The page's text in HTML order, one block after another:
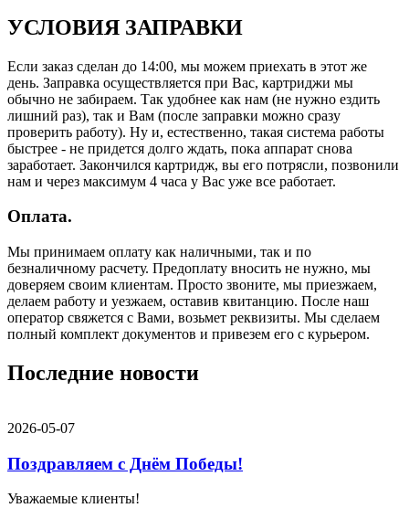
УСЛОВИЯ ЗАПРАВКИ
Если заказ сделан до 14:00, мы можем приехать в этот же
день. Заправка осуществляется при Вас, картриджи мы
обычно не забираем. Так удобнее как нам (не нужно ездить
лишний раз), так и Вам (после заправки можно сразу
проверить работу). Ну и, естественно, такая система работы
быстрее - не придется долго ждать, пока аппарат снова
заработает. Закончился картридж, вы его потрясли, позвонили
нам и через максимум 4 часа у Вас уже все работает.
Оплата.
Мы принимаем оплату как наличными, так и по
безналичному расчету. Предоплату вносить не нужно, мы
доверяем своим клиентам. Просто звоните, мы приезжаем,
делаем работу и уезжаем, оставив квитанцию. После наш
оператор свяжется с Вами, возьмет реквизиты. Мы сделаем
полный комплект документов и привезем его с курьером.
Последние новости
2026-05-07
Поздравляем с Днём Победы!
Уважаемые клиенты!